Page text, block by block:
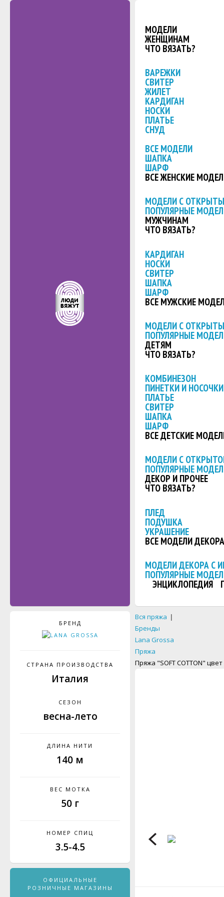
МОДЕЛИ
ЖЕНЩИНАМ
ЧТО ВЯЗАТЬ?
ВАРЕЖКИ
СВИТЕР
ЖИЛЕТ
КАРДИГАН
НОСКИ
ПЛАТЬЕ
СНУД
ВСЕ МОДЕЛИ
ШАПКА
ШАРФ
ВСЕ ЖЕНСКИЕ
МОДЕЛИ С
ПОПУЛЯРНЫЕ
МУЖЧИНАМ
ЧТО ВЯЗАТЬ?
КАРДИГАН
НОСКИ
СВИТЕР
ШАПКА
ШАРФ
ВСЕ МУЖСКИЕ
МОДЕЛИ С
ПОПУЛЯРНЫЕ
ДЕТЯМ
ЧТО ВЯЗАТЬ?
КОМБИНЕЗОН
ПИНЕТКИ И НОСОЧКИ
ПЛАТЬЕ
СВИТЕР
ШАПКА
ШАРФ
ВСЕ ДЕТСКИЕ
МОДЕЛИ С
ПОПУЛЯРНЫЕ
ДЕКОР И ПРОЧЕЕ
ЧТО ВЯЗАТЬ?
ПЛЕД
ПОДУШКА
УКРАШЕНИЕ
ВСЕ МОДЕЛИ ДЕКОРА
МОДЕЛИ ДЕКОРА С
ПОПУЛЯРНЫЕ
ЭНЦИКЛОПЕДИЯ
БРЕНД
СТРАНА ПРОИЗВОДСТВА
Италия
СЕЗОН
весна-лето
ДЛИНА НИТИ
140 м
ВЕС МОТКА
50 г
НОМЕР СПИЦ
3.5-4.5
ОФИЦИАЛЬНЫЕ
РОЗНИЧНЫЕ МАГАЗИНЫ
Вся пряжа |
Бренды
Lana Grossa
Пряжа
Пряжа "SOFT COTTON"